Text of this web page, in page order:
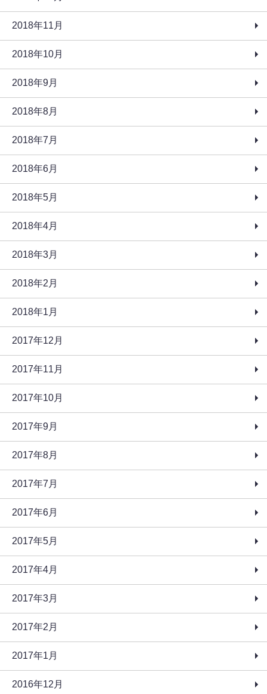
2018年11月
2018年10月
2018年9月
2018年8月
2018年7月
2018年6月
2018年5月
2018年4月
2018年3月
2018年2月
2018年1月
2017年12月
2017年11月
2017年10月
2017年9月
2017年8月
2017年7月
2017年6月
2017年5月
2017年4月
2017年3月
2017年2月
2017年1月
2016年12月